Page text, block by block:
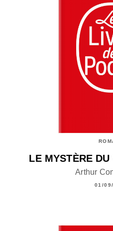
LE MYSTÈRE
Arthur
01/